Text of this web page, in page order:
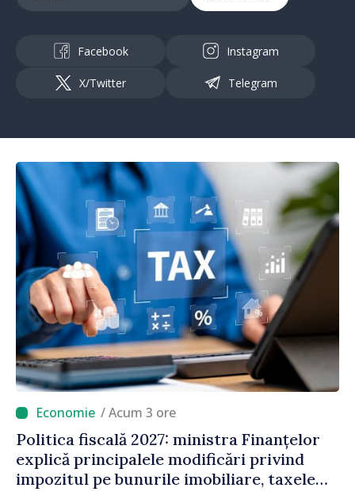
Facebook Instagram
X/Twitter Telegram
/ Acum 3 ore
Politica fiscală 2027: ministra Finanțelor
explică principalele modificări privind
impozitul pe bunurile imobiliare, taxele